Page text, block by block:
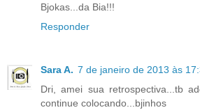
Bjokas...da Bia!!!
Responder
Sara A. 7 de janeiro de 2013 às
Dri, amei sua retrospectiva...tb
continue colocando...bjinhos